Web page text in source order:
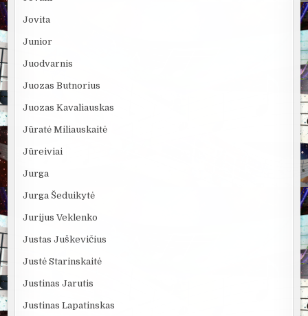
Jovita
Junior
Juodvarnis
Juozas Butnorius
Juozas Kavaliauskas
Jūratė Miliauskaitė
Jūreiviai
Jurga
Jurga Šeduikytė
Jurijus Veklenko
Justas Juškevičius
Justė Starinskaitė
Justinas Jarutis
Justinas Lapatinskas